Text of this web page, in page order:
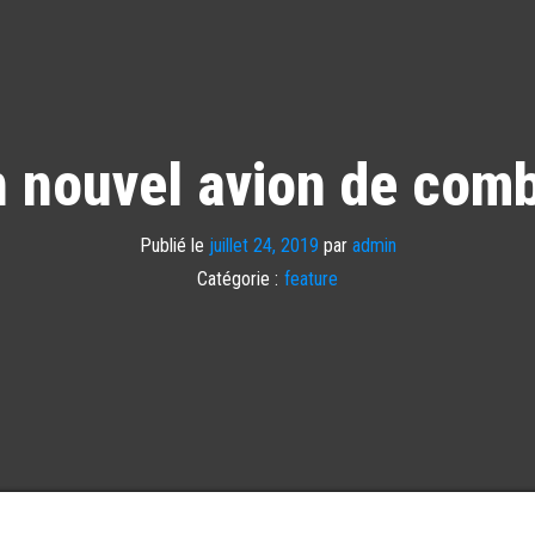
nouvel avion de
Publié le juillet 24, 2019 par admin
Catégorie : feature